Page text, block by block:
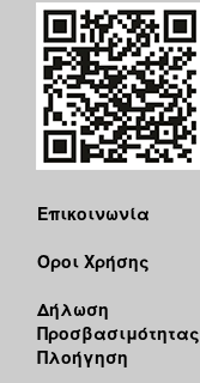
Επικοινωνία
Όροι Χρήσης
Δήλωση
Προσβασιμότητας
Πλοήγηση